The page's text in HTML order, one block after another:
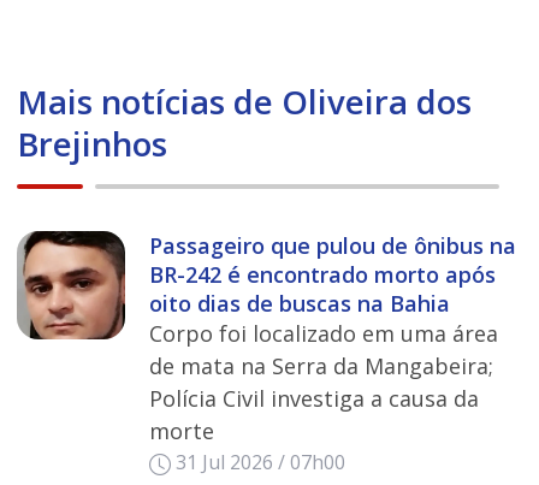
Mais notícias de Oliveira dos
Brejinhos
Passageiro que pulou de ônibus na
BR-242 é encontrado morto após
oito dias de buscas na Bahia
Corpo foi localizado em uma área
de mata na Serra da Mangabeira;
Polícia Civil investiga a causa da
morte
31 Jul 2026 / 07h00